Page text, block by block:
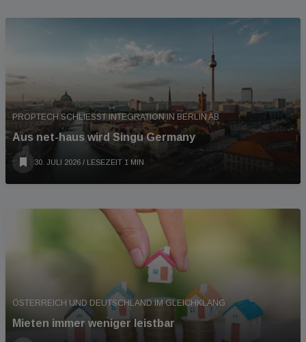
PROPTECH SCHLIESST INTEGRATION IN BERLIN AB
Aus net-haus wird Singu Germany
30. JULI 2026 / LESEZEIT 1 MIN
ÖSTERREICH UND DEUTSCHLAND IM GLEICHKLANG
Mieten immer weniger leistbar